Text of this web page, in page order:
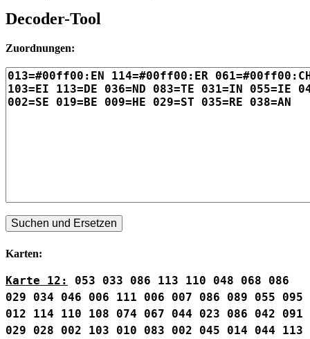
Decoder-Tool
Zuordnungen:
Karten:
Karte 12: 053 033 086 113 110 048 068
086
029
034 046 006 111 006 007 086 089 055
095
012
114 110 108 074 067 044 023 086 042
091
029
028 002 103 010 083 002 045 014 044
113